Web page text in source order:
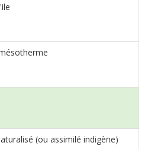
(ou assimilé indigène)